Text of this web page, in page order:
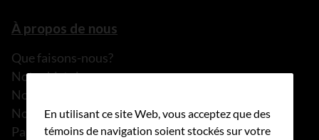
À propos de nous
Que faisons-nous?
Notre histoire
Nos histoires
Notre équipe
Partenariats
En utilisant ce site Web, vous acceptez que des
témoins de navigation soient stockés sur votre